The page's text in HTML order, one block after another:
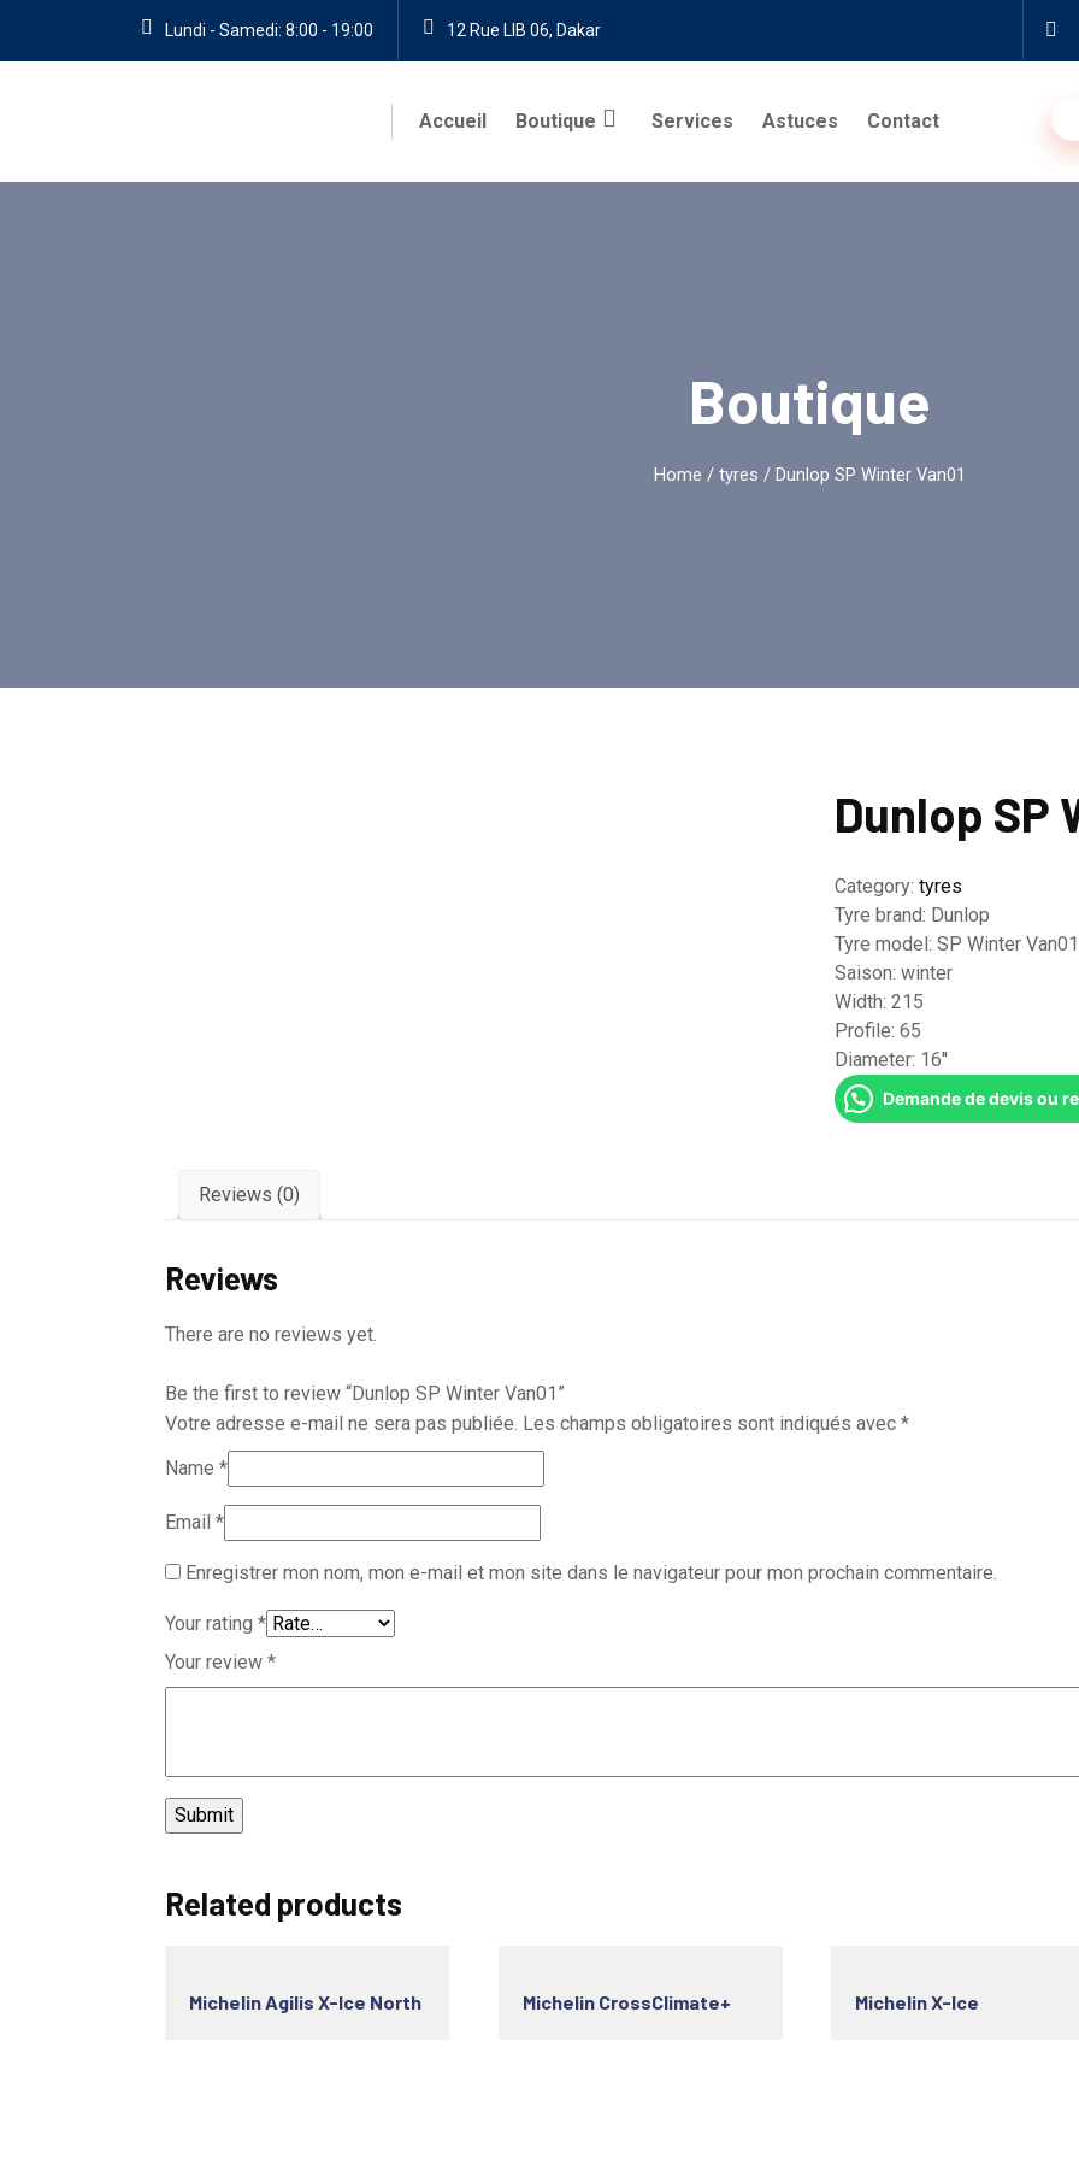
Lundi - Samedi: 8:00 - 19:00 12 Rue LIB 06, Dakar
Accueil Boutique Services Astuces Contact
Boutique
Home / tyres / Dunlop SP Winter Van01
Dunlop SP
Category:tyres
Tyre brand: Dunlop
Tyre model:SP Winter Van01
Saison:winter
Width:215
Profile:65
Diameter: 16''
Demande de devis ou
Reviews (0)
Reviews
There are no reviews yet.
Be the first to review “Dunlop SP Winter Van01”
Votre adresse e-mail ne sera pas publiée. Les champs obligatoires sont indiqués avec *
Name *
Email *
Enregistrer mon nom, mon e-mail et mon site dans le navigateur pour mon prochain commentaire.
Your rating *
Your review *
Related products
Michelin Agilis X-Ice North Michelin CrossClimate+ Michelin X-Ice